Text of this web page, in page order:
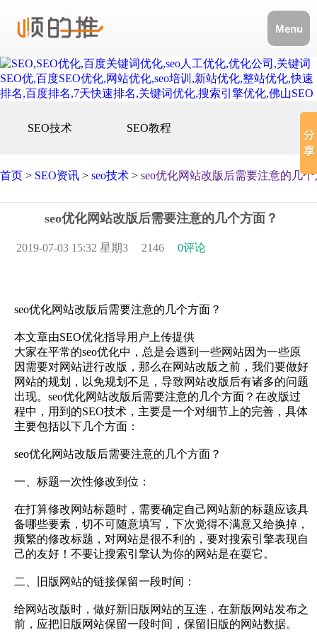
Menu
SEO技术 SEO教程
首页 > SEO资讯 > seo技术 > seo优化网站改版后需要注意的几
seo优化网站改版后需要注意的几个方面？
2019-07-03 15:32 星期3 2146 0评论
seo优化网站改版后需要注意的几个方面？
本文章由SEO优化指导用户上传提供
大家在平常的seo优化中，总是会遇到一些网站因为一些原
因需要对网站进行改版，那么在网站改版之前，我们要做好
网站的规划，以免规划不足，导致网站改版后有诸多的问题
出现。seo优化网站改版后需要注意的几个方面？在改版过
程中，用到的SEO技术，主要是一个对细节上的完善，具体
主要包括以下几个方面：
seo优化网站改版后需要注意的几个方面？
一、标题一次性修改到位：
在打算修改网站标题时，需要确定自己网站新的标题应该具
备哪些要素，切不可随意填写，下次觉得不满意又给换掉，
频繁的修改标题，对网站是很不利的，要对搜索引擎表现自
己的友好！不要让搜索引擎认为你的网站是在耍它。
二、旧版网站的链接保留一段时间：
给网站改版时，做好新旧版网站的互连，在新版网站发布之
前，应把旧版网站保留一段时间，保留旧版的网站数据。